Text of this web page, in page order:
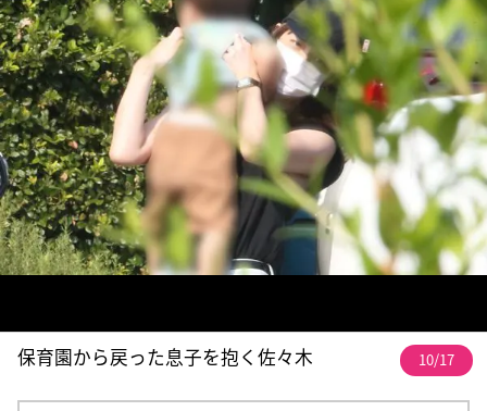
保育園から戻った息子を抱く佐々木 10/17